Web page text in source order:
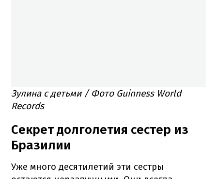
Зулина с детьми / Фото Guinness World
Records
Секрет долголетия сестер из
Бразилии
Уже много десятилетий эти сестры